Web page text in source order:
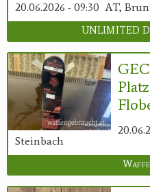
20.06.2026 - 09:30 AT,
UNLIMITED
Steinbach